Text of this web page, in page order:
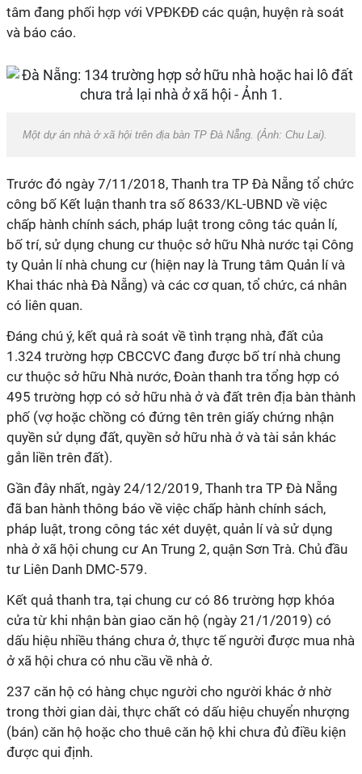
tâm đang phối hợp với VPĐKĐĐ các quận, huyện rà soát
và báo cáo.
Một dự án nhà ở xã hội trên địa bàn TP Đà Nẵng. (Ảnh: Chu Lai).
Trước đó ngày 7/11/2018, Thanh tra TP Đà Nẵng tổ chức
công bố Kết luận thanh tra số 8633/KL-UBND về việc
chấp hành chính sách, pháp luật trong công tác quản lí,
bố trí, sử dụng chung cư thuộc sở hữu Nhà nước tại Công
ty Quản lí nhà chung cư (hiện nay là Trung tâm Quản lí và
Khai thác nhà Đà Nẵng) và các cơ quan, tổ chức, cá nhân
có liên quan.
Đáng chú ý, kết quả rà soát về tình trạng nhà, đất của
1.324 trường hợp CBCCVC đang được bố trí nhà chung
cư thuộc sở hữu Nhà nước, Đoàn thanh tra tổng hợp có
495 trường hợp có sở hữu nhà ở và đất trên địa bàn thành
phố (vợ hoặc chồng có đứng tên trên giấy chứng nhận
quyền sử dụng đất, quyền sở hữu nhà ở và tài sản khác
gắn liền trên đất).
Gần đây nhất, ngày 24/12/2019, Thanh tra TP Đà Nẵng
đã ban hành thông báo về việc chấp hành chính sách,
pháp luật, trong công tác xét duyệt, quản lí và sử dụng
nhà ở xã hội chung cư An Trung 2, quận Sơn Trà. Chủ đầu
tư Liên Danh DMC-579.
Kết quả thanh tra, tại chung cư có 86 trường hợp khóa
cửa từ khi nhận bàn giao căn hộ (ngày 21/1/2019) có
dấu hiệu nhiều tháng chưa ở, thực tế người được mua nhà
ở xã hội chưa có nhu cầu về nhà ở.
237 căn hộ có hàng chục người cho người khác ở nhờ
trong thời gian dài, thực chất có dấu hiệu chuyển nhượng
(bán) căn hộ hoặc cho thuê căn hộ khi chưa đủ điều kiện
được qui định.